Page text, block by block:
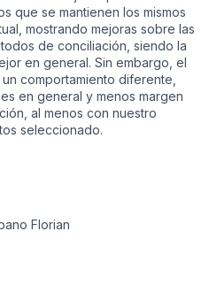
que se mantienen los mismos
mostrando mejoras sobre las
de conciliación, siendo la
en general. Sin embargo, el
comportamiento diferente,
en general y menos margen
al menos con nuestro
seleccionado.
Florian